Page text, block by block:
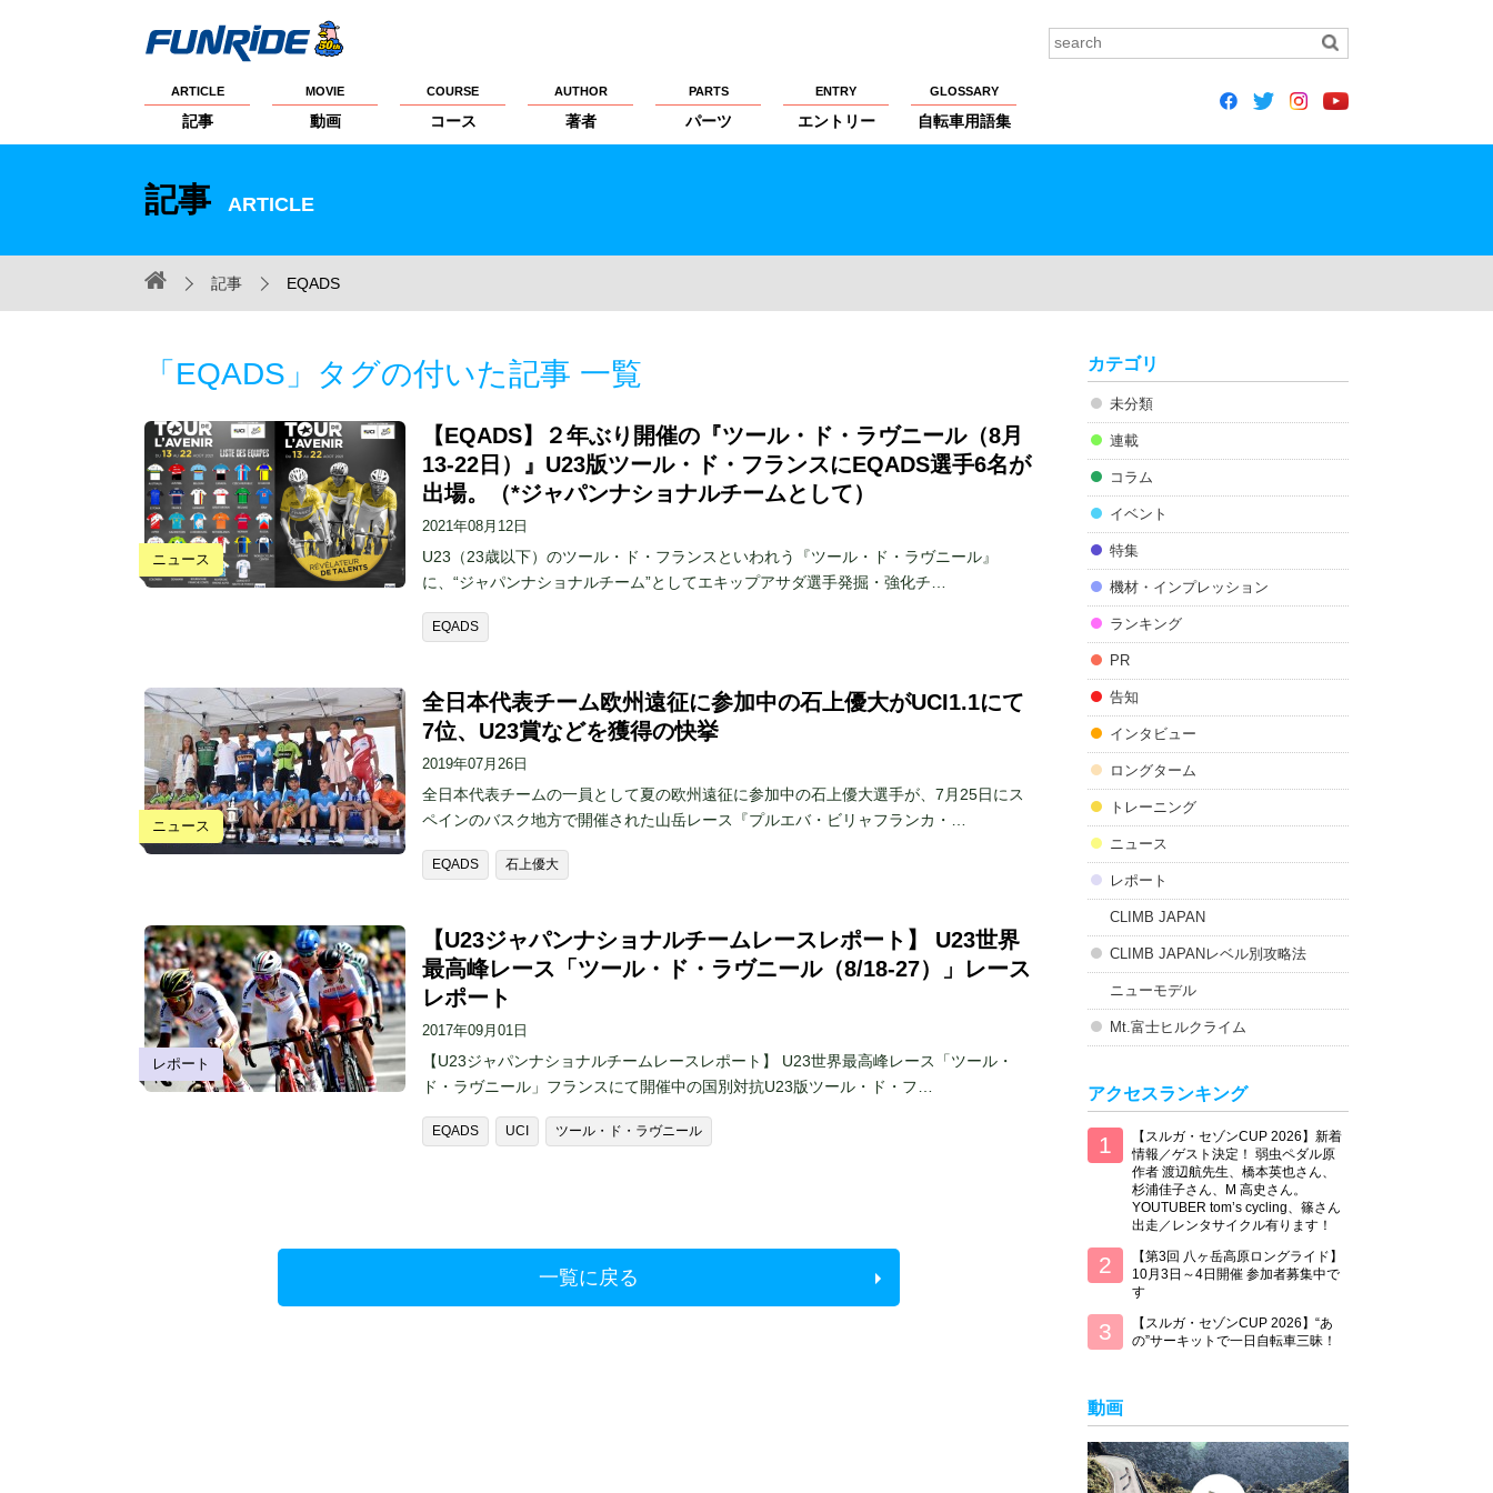
ARTICLE
記事
MOVIE
動画
COURSE
コース
AUTHOR
著者
PARTS
パーツ
ENTRY
エントリー
GLOSSARY
自転車用語集
記事 ARTICLE
記事 EQADS
「EQADS」タグの付いた記事 一覧
ニュース
【EQADS】２年ぶり開催の『ツール・ド・ラヴニール（8月
13-22日）』U23版ツール・ド・フランスにEQADS選手6名が
出場。（*ジャパンナショナルチームとして）
2021年08月12日
U23（23歳以下）のツール・ド・フランスといわれう『ツール・ド・ラヴニール』
に、“ジャパンナショナルチーム”としてエキップアサダ選手発掘・強化チ…
EQADS
ニュース
全日本代表チーム欧州遠征に参加中の石上優大がUCI1.1にて
7位、U23賞などを獲得の快挙
2019年07月26日
全日本代表チームの一員として夏の欧州遠征に参加中の石上優大選手が、7月25日にス
ペインのバスク地方で開催された山岳レース『プルエバ・ビリャフランカ・…
EQADS 石上優大
レポート
【U23ジャパンナショナルチームレースレポート】 U23世界
最高峰レース「ツール・ド・ラヴニール（8/18-27）」レース
レポート
2017年09月01日
【U23ジャパンナショナルチームレースレポート】 U23世界最高峰レース「ツール・
ド・ラヴニール」フランスにて開催中の国別対抗U23版ツール・ド・フ…
EQADS UCI ツール・ド・ラヴニール
一覧に戻る
カテゴリ
未分類
連載
コラム
イベント
特集
機材・インプレッション
ランキング
PR
告知
インタビュー
ロングターム
トレーニング
ニュース
レポート
CLIMB JAPAN
CLIMB JAPANレベル別攻略法
ニューモデル
Mt.富士ヒルクライム
アクセスランキング
【スルガ・セゾンCUP 2026】新着
情報／ゲスト決定！ 弱虫ペダル原
作者 渡辺航先生、橋本英也さん、
杉浦佳子さん、M 高史さん。
YOUTUBER tom’s cycling、篠さん
出走／レンタサイクル有ります！
【第3回 八ヶ岳高原ロングライド】
10月3日～4日開催 参加者募集中で
す
【スルガ・セゾンCUP 2026】“あ
の”サーキットで一日自転車三昧！
動画